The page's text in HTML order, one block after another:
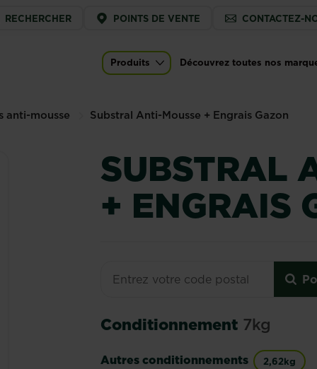
RECHERCHER POINTS DE VENTE CONTACTEZ-
Main navigation
Produits Découvrez toutes nos
anti-mousse Substral Anti-Mousse + Engrais Gazon
SUBSTRAL
+ ENGRAIS
Conditionnement 7kg
Autres conditionnements 2,62kg